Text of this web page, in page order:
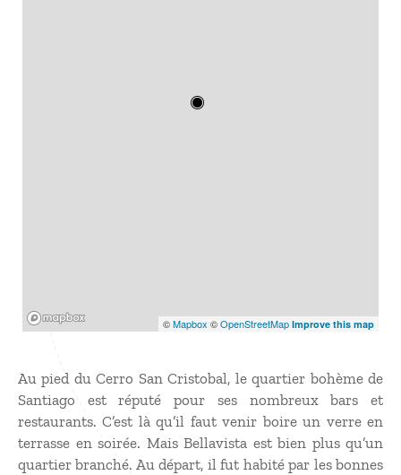
©Mapbox ©OpenStreetMap Improve this map
Au pied du Cerro San Cristobal, le quartier bohème de
Santiago est réputé pour ses nombreux bars et
restaurants. C’est là qu’il faut venir boire un verre en
terrasse en soirée. Mais Bellavista est bien plus qu’un
quartier branché. Au départ, il fut habité par les bonnes